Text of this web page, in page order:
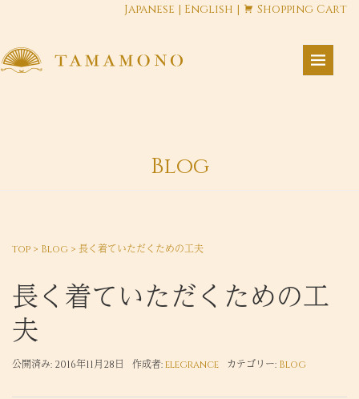
Japanese | English | Shopping Cart
Blog
top > Blog > 長く着ていただくための工夫
長く着ていただくための工
夫
公開済み: 2016年11月28日 作成者:elegrance カテゴリー: Blog